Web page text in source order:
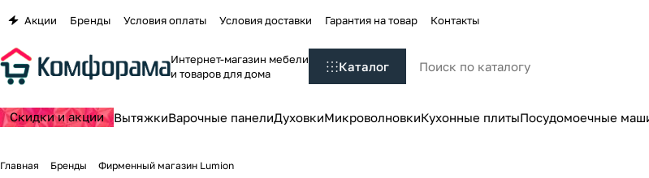
Акции Бренды Условия оплаты Условия доставки Гарантия на товар Контакты
Интернет-магазин мебели
и товаров для дома
Каталог
Скидки и акции ВытяжкиВарочные панелиДуховкиМикроволновкиКухонные плитыПосудомоечные
Главная Бренды Фирменный магазин Lumion